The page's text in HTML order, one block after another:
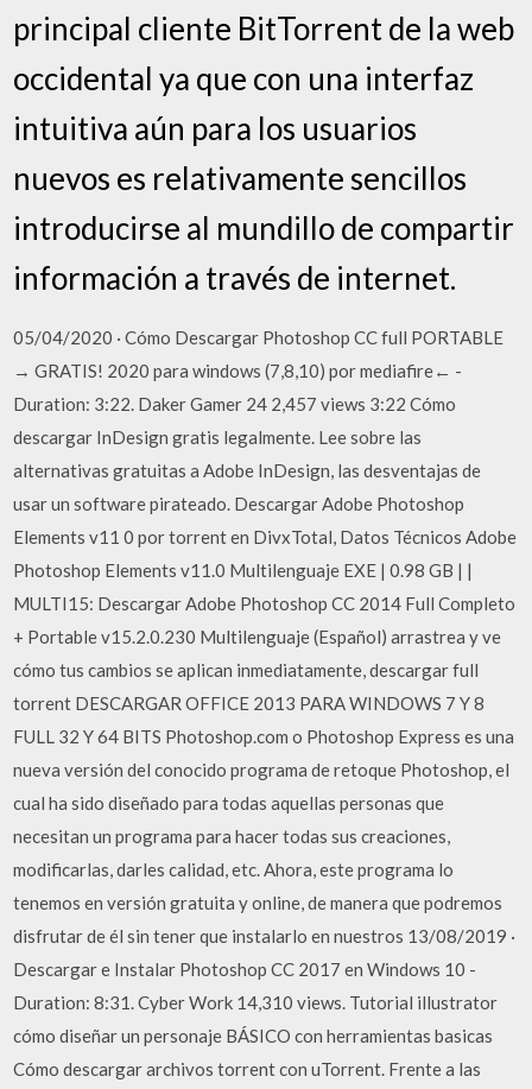
principal cliente BitTorrent de la web
occidental ya que con una interfaz
intuitiva aún para los usuarios
nuevos es relativamente sencillos
introducirse al mundillo de compartir
información a través de internet.
05/04/2020 · Cómo Descargar Photoshop CC full PORTABLE
→ GRATIS! 2020 para windows (7,8,10) por mediafire← -
Duration: 3:22. Daker Gamer 24 2,457 views 3:22 Cómo
descargar InDesign gratis legalmente. Lee sobre las
alternativas gratuitas a Adobe InDesign, las desventajas de
usar un software pirateado. Descargar Adobe Photoshop
Elements v11 0 por torrent en DivxTotal, Datos Técnicos Adobe
Photoshop Elements v11.0 Multilenguaje EXE | 0.98 GB | |
MULTI15: Descargar Adobe Photoshop CC 2014 Full Completo
+ Portable v15.2.0.230 Multilenguaje (Español) arrastrea y ve
cómo tus cambios se aplican inmediatamente, descargar full
torrent DESCARGAR OFFICE 2013 PARA WINDOWS 7 Y 8
FULL 32 Y 64 BITS Photoshop.com o Photoshop Express es una
nueva versión del conocido programa de retoque Photoshop, el
cual ha sido diseñado para todas aquellas personas que
necesitan un programa para hacer todas sus creaciones,
modificarlas, darles calidad, etc. Ahora, este programa lo
tenemos en versión gratuita y online, de manera que podremos
disfrutar de él sin tener que instalarlo en nuestros 13/08/2019 ·
Descargar e Instalar Photoshop CC 2017 en Windows 10 -
Duration: 8:31. Cyber Work 14,310 views. Tutorial illustrator
cómo diseñar un personaje BÁSICO con herramientas basicas
Cómo descargar archivos torrent con uTorrent. Frente a las